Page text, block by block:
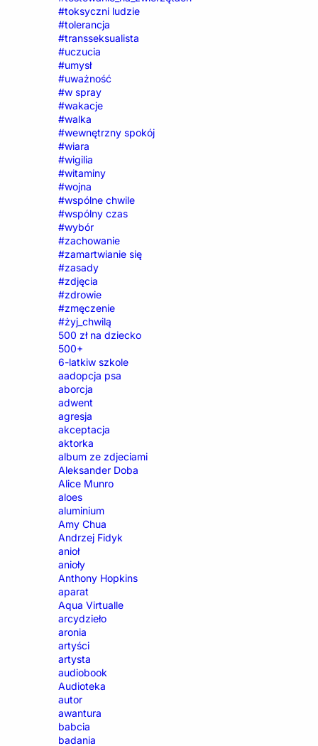
#toksyczni ludzie
#tolerancja
#transseksualista
#uczucia
#umysł
#uważność
#w spray
#wakacje
#walka
#wewnętrzny spokój
#wiara
#wigilia
#witaminy
#wojna
#wspólne chwile
#wspólny czas
#wybór
#zachowanie
#zamartwianie się
#zasady
#zdjęcia
#zdrowie
#zmęczenie
#żyj_chwilą
500 zł na dziecko
500+
6-latkiw szkole
aadopcja psa
aborcja
adwent
agresja
akceptacja
aktorka
album ze zdjeciami
Aleksander Doba
Alice Munro
aloes
aluminium
Amy Chua
Andrzej Fidyk
anioł
anioły
Anthony Hopkins
aparat
Aqua Virtualle
arcydzieło
aronia
artyści
artysta
audiobook
Audioteka
autor
awantura
babcia
badania